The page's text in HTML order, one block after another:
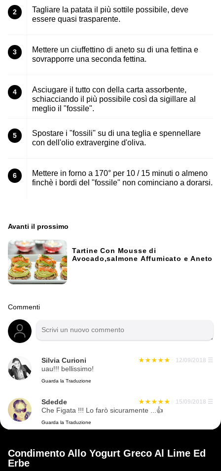
2
Tagliare la patata il più sottile possibile, deve
essere quasi trasparente.
3
Mettere un ciuffettino di aneto su di una fettina e
sovrapporre una seconda fettina.
4
Asciugare il tutto con della carta assorbente,
schiacciando il più possibile così da sigillare al
meglio il "fossile".
5
Spostare i "fossili" su di una teglia e spennellare
con dell'olio extravergine d'oliva.
6
Mettere in forno a 170° per 10 / 15 minuti o almeno
finchè i bordi del "fossile" non cominciano a dorarsi.
Avanti il ​​prossimo
Tartine Con Mousse di
Avocado,salmone Affumicato e Aneto
Commenti
Silvia Curioni 12/09/2018 ☰
uau!!! bellissimo!
Guarda la Traduzione
Sdedde 15/09/2018 ☰
Che Figata !!! Lo farò sicuramente ...👍
Guarda la Traduzione
Condimento Allo Yogurt Greco Al Lime Ed
Erbe